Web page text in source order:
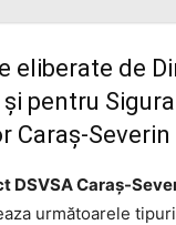
eliberate de
pentru
Caraș-Severin
DSVSA Caraș-
următoarele